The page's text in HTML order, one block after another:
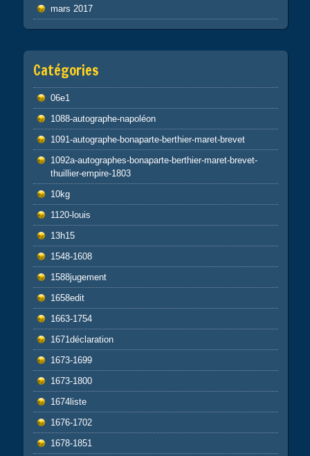
mars 2017
Catégories
06e1
1088-autographe-napoléon
1091-autographe-bonaparte-berthier-maret-brevet
1092a-autographes-bonaparte-berthier-maret-brevet-
thuillier-empire-1803
10kg
1120-louis
13h15
1548-1608
1588jugement
1658edit
1663-1754
1671déclaration
1673-1699
1673-1800
1674liste
1676-1702
1678-1851